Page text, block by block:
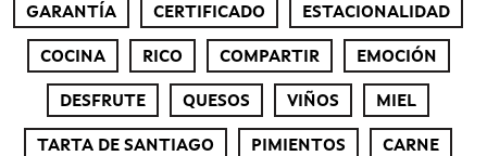
GARANTÍA CERTIFICADO ESTACIONALIDAD
COCINA RICO COMPARTIR EMOCIÓN
DESFRUTE QUESOS VIÑOS MIEL
TARTA DE SANTIAGO PIMIENTOS CARNE